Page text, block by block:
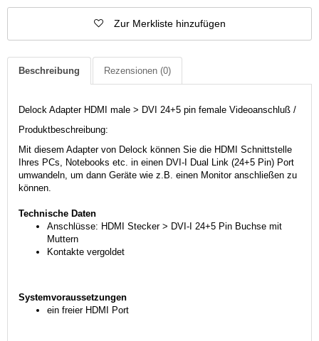
Zur Merkliste hinzufügen
Beschreibung Rezensionen (0)
Delock Adapter HDMI male > DVI 24+5 pin female Videoanschluß /
Produktbeschreibung:
Mit diesem Adapter von Delock können Sie die HDMI Schnittstelle
Ihres PCs, Notebooks etc. in einen DVI-I Dual Link (24+5 Pin) Port
umwandeln, um dann Geräte wie z.B. einen Monitor anschließen zu
können.
Technische Daten
Anschlüsse: HDMI Stecker > DVI-I 24+5 Pin Buchse mit
Muttern
Kontakte vergoldet
Systemvoraussetzungen
ein freier HDMI Port